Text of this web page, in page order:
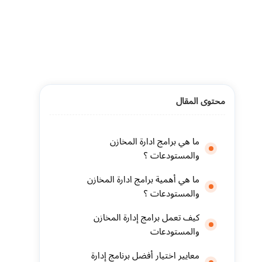
محتوى المقال
ما هي برامج ادارة المخازن
والمستودعات ؟
ما هي أهمية برامج ادارة المخازن
والمستودعات ؟
كيف تعمل برامج إدارة المخازن
والمستودعات
معايير اختيار أفضل برنامج إدارة